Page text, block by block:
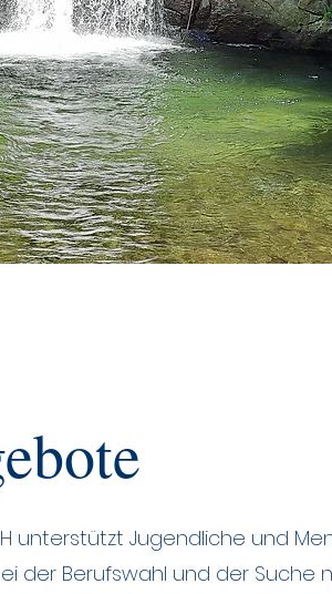
unterstützt Jugendliche und
der Berufswahl und der Suche